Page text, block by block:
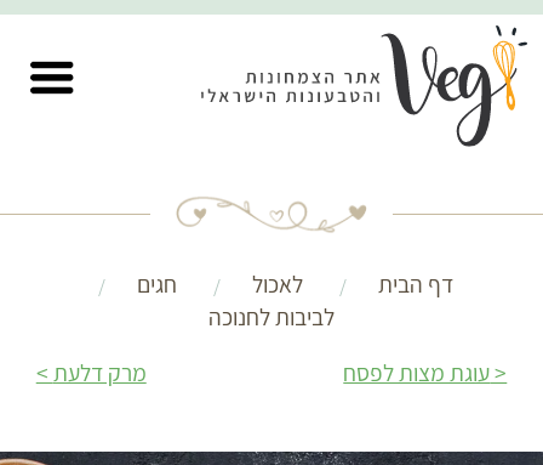
דף הבית לאכול
חגים
לביבות לחנוכה
עוגת מצות לפסח
מרק דלעת